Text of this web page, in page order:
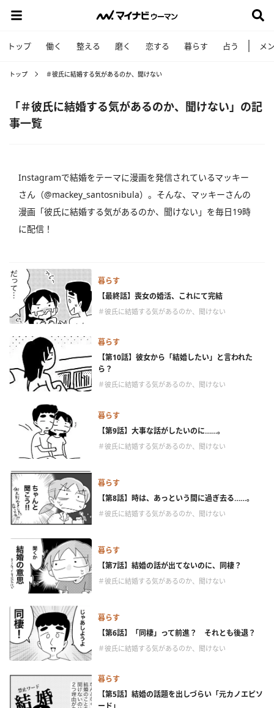
トップ 働く 整える 磨く 恋する 暮らす 占う メ
トップ ＃彼氏に結婚する気があるのか、聞けない
「＃彼氏に結婚する気があるのか、聞けない」の記
事一覧
Instagramで結婚をテーマに漫画を発信されているマッキー
さん（@mackey_santosnibula）。そんな、マッキーさんの
漫画「彼氏に結婚する気があるのか、聞けない」を毎日19時
に配信！
暮らす
【最終話】喪女の婚活、これにて完結
＃彼氏に結婚する気があるのか、聞けない
暮らす
【第10話】彼女から「結婚したい」と言われた
ら？
＃彼氏に結婚する気があるのか、聞けない
暮らす
【第9話】大事な話がしたいのに……。
＃彼氏に結婚する気があるのか、聞けない
暮らす
【第8話】時は、あっという間に過ぎ去る……。
＃彼氏に結婚する気があるのか、聞けない
暮らす
【第7話】結婚の話が出てないのに、同棲？
＃彼氏に結婚する気があるのか、聞けない
暮らす
【第6話】「同棲」って前進？ それとも後退？
＃彼氏に結婚する気があるのか、聞けない
暮らす
【第5話】結婚の話題を出しづらい「元カノエピソ
ード」